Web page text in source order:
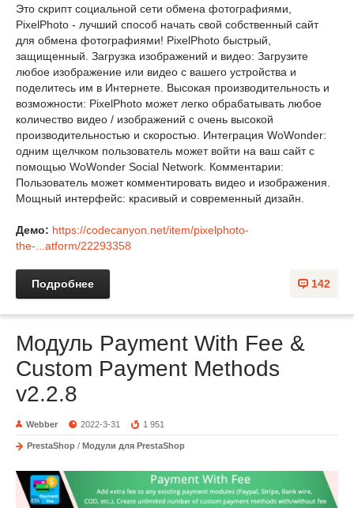
Это скрипт социальной сети обмена фотографиями,
PixelPhoto - лучший способ начать свой собственный сайт
для обмена фотографиями! PixelPhoto быстрый,
защищенный. Загрузка изображений и видео: Загрузите
любое изображение или видео с вашего устройства и
поделитесь им в Интернете. Высокая производительность и
возможности: PixelPhoto может легко обрабатывать любое
количество видео / изображений с очень высокой
производительностью и скоростью. Интеграция WoWonder:
одним щелчком пользователь может войти на ваш сайт с
помощью WoWonder Social Network. Комментарии:
Пользователь может комментировать видео и изображения.
Мощный интерфейс: красивый и современный дизайн.
Демо: https://codecanyon.net/item/pixelphoto-
the-...atform/22293358
142
Подробнее
Модуль Payment With Fee &
Custom Payment Methods
v2.2.8
Webber 2022-3-31 1 951
PrestaShop / Модули для PrestaShop